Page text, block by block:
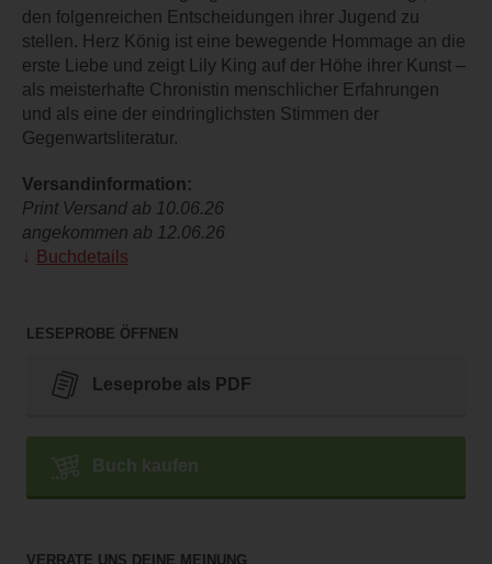
den folgenreichen Entscheidungen ihrer Jugend zu
stellen. Herz König ist eine bewegende Hommage an die
erste Liebe und zeigt Lily King auf der Höhe ihrer Kunst –
als meisterhafte Chronistin menschlicher Erfahrungen
und als eine der eindringlichsten Stimmen der
Gegenwartsliteratur.
Versandinformation:
Print Versand ab 10.06.26
angekommen ab 12.06.26
Buchdetails
LESEPROBE ÖFFNEN
Leseprobe als PDF
Buch kaufen
VERRATE UNS DEINE MEINUNG